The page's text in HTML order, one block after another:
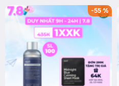
-55%